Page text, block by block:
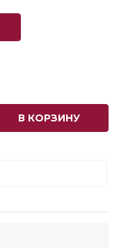
В КОРЗИНУ